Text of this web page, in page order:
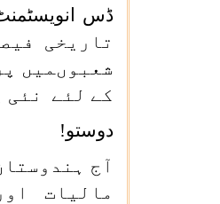
تاریخی
شعبوںمیں
کے لئے نئی
دوستو!
آج
مالیات